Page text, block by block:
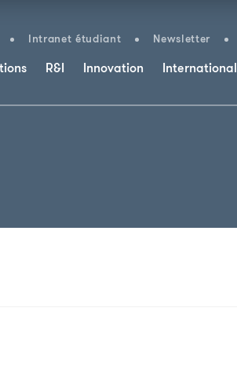
Intranet étudiant Newsletter
R&I Innovation International